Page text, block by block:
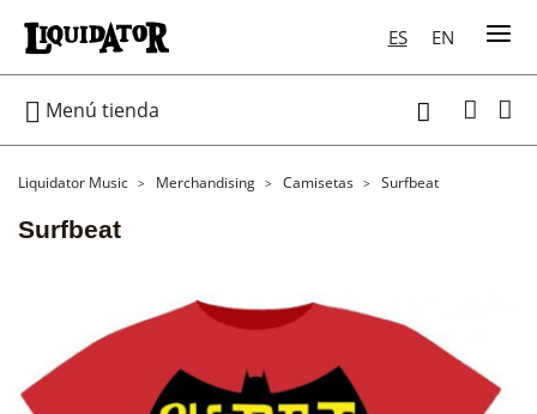
ES EN
 Menú tienda 
Liquidator Music Merchandising Camisetas Surfbeat
Surfbeat